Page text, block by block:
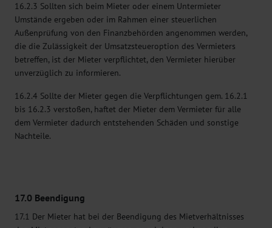
16.2.3 Sollten sich beim Mieter oder einem Untermieter
Umstände ergeben oder im Rahmen einer steuerlichen
Außenprüfung von den Finanzbehörden angenommen werden,
die die Zulässigkeit der Umsatzsteueroption des Vermieters
betreffen, ist der Mieter verpflichtet, den Vermieter hierüber
unverzüglich zu informieren.
16.2.4 Sollte der Mieter gegen die Verpflichtungen gem. 16.2.1
bis 16.2.3 verstoßen, haftet der Mieter dem Vermieter für alle
dem Vermieter dadurch entstehenden Schäden und sonstige
Nachteile.
17.0 Beendigung
17.1 Der Mieter hat bei der Beendigung des Mietverhältnisses